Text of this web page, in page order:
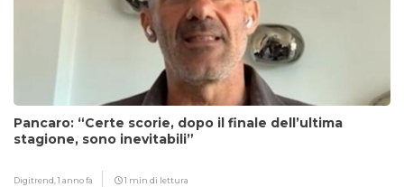
Pancaro: “Certe scorie, dopo il finale dell’ultima
stagione, sono inevitabili”
Digitrend,1 anno fa 1 min di lettura